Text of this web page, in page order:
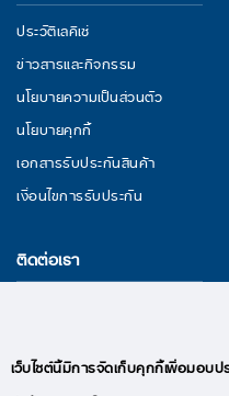
ประวัติเลคิเซ่
ข่าวสารและกิจกรรม
นโยบายความเป็นส่วนตัว
นโยบายคุกกี้
เอกสารรับประกันสินค้า
เงื่อนไขการรับประกัน
ติดต่อเรา
โทร : +66(0)95-409-9280
เว็บไซต์นี้มีการจัดเก็บคุกกี้เพื่อมอบ